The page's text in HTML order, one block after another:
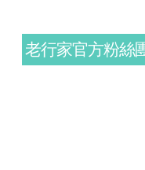
老行家官方粉絲